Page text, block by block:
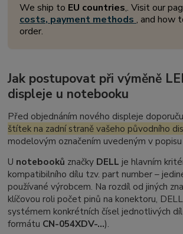
We ship to EU countries,. Visit our
costs, payment methods, and how
order.
Jak postupovat při výměně
displeje u notebooku
Před objednáním nového displeje
štítek na zadní straně vašeho původního
modelovým označením uvedeným v
U notebooků značky DELL je hlavním
kompatibilního dílu tzv. part number–
používané výrobcem. Na rozdíl od jiných
klíčovou roli počet pinů na konektoru,
systémem konkrétních čísel jednotlivých
formátu CN-054XDV-...).